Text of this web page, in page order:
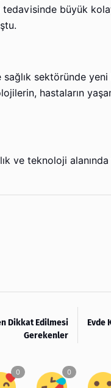
büyük
sektöründe
hastaların
ve teknoloji
Dikkat Edilmesi
Gerekenler
Evde